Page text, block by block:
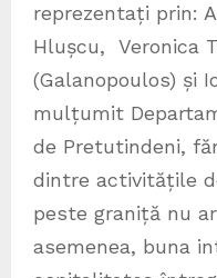
reprezentați prin:
Hlușcu, Veronica
(Galanopoulos) și
mulțumit
de Pretutindeni,
dintre activitățile
peste graniță nu
asemenea, buna